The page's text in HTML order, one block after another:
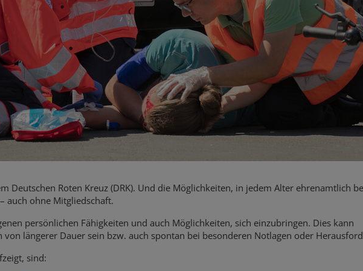
Deutschen Roten Kreuz (DRK). Und die Möglichkeiten, in jedem Alter ehrenamtlich
auch ohne Mitgliedschaft.
persönlichen Fähigkeiten und auch Möglichkeiten, sich einzubringen. Dies kann
längerer Dauer sein bzw. auch spontan bei besonderen Notlagen oder
sind: